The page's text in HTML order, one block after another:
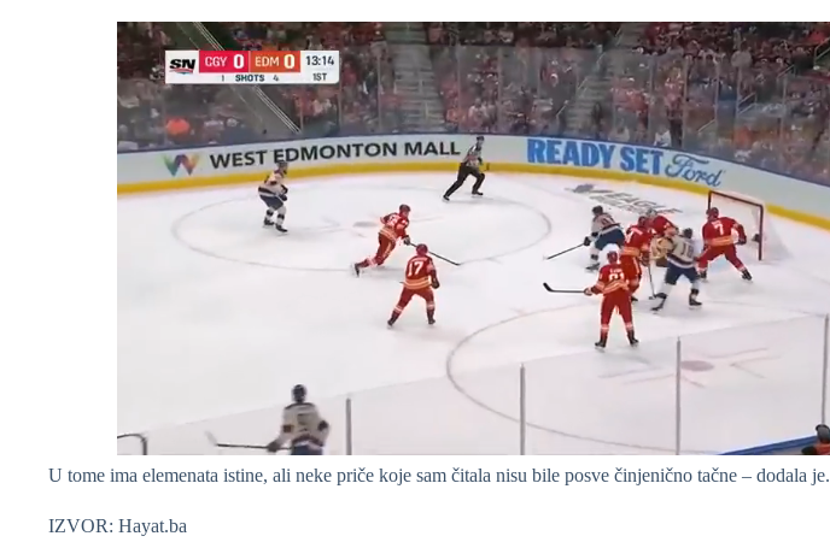
U tome ima elemenata istine, ali neke priče koje sam čitala nisu bile posve činjenično tačne – dodala je.
IZVOR: Hayat.ba